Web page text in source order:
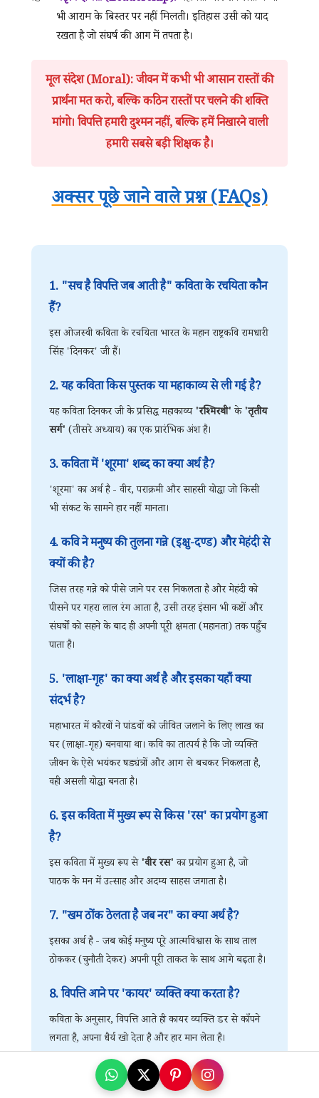
भी आराम के बिस्तर पर नहीं मिलती। इतिहास उसी को याद
रखता है जो संघर्ष की आग में तपता है।
मूल संदेश (Moral):जीवन में कभी भी आसान रास्तों की
प्रार्थना मत करो, बल्कि कठिन रास्तों पर चलने की शक्ति
मांगो। विपत्ति हमारी दुश्मन नहीं, बल्कि हमें निखारने वाली
हमारी सबसे बड़ी शिक्षक है।
अक्सर पूछे जाने वाले प्रश्न (FAQs)
1. "सच है विपत्ति जब आती है" कविता के रचयिता कौन
हैं?
इस ओजस्वी कविता के रचयिता भारत के महान राष्ट्रकवि रामधारी
सिंह 'दिनकर' जी हैं।
2. यह कविता किस पुस्तक या महाकाव्य से ली गई है?
यह कविता दिनकर जी के प्रसिद्ध महाकाव्य'रश्मिरथी'के'तृतीय
सर्ग' (तीसरे अध्याय) का एक प्रारंभिक अंश है।
3. कविता में 'शूरमा' शब्द का क्या अर्थ है?
'शूरमा' का अर्थ है - वीर, पराक्रमी और साहसी योद्धा जो किसी
भी संकट के सामने हार नहीं मानता।
4. कवि ने मनुष्य की तुलना गन्ने (इक्षु-दण्ड) और मेहंदी से
क्यों की है?
जिस तरह गन्ने को पीसे जाने पर रस निकलता है और मेहंदी को
पीसने पर गहरा लाल रंग आता है, उसी तरह इंसान भी कष्टों और
संघर्षों को सहने के बाद ही अपनी पूरी क्षमता (महानता) तक पहुँच
पाता है।
5. 'लाक्षा-गृह' का क्या अर्थ है और इसका यहाँ क्या
संदर्भ है?
महाभारत में कौरवों ने पांडवों को जीवित जलाने के लिए लाख का
घर (लाक्षा-गृह) बनवाया था। कवि का तात्पर्य है कि जो व्यक्ति
जीवन के ऐसे भयंकर षड्यंत्रों और आग से बचकर निकलता है,
वही असली योद्धा बनता है।
6. इस कविता में मुख्य रूप से किस 'रस' का प्रयोग हुआ
है?
इस कविता में मुख्य रूप से'वीर रस'का प्रयोग हुआ है, जो
पाठक के मन में उत्साह और अदम्य साहस जगाता है।
7. "खम ठोंक ठेलता है जब नर" का क्या अर्थ है?
इसका अर्थ है - जब कोई मनुष्य पूरे आत्मविश्वास के साथ ताल
ठोककर (चुनौती देकर) अपनी पूरी ताकत के साथ आगे बढ़ता है।
8. विपत्ति आने पर 'कायर' व्यक्ति क्या करता है?
कविता के अनुसार, विपत्ति आते ही कायर व्यक्ति डर से काँपने
लगता है, अपना धैर्य खो देता है और हार मान लेता है।
9. "मानव जब जोर लगाता है, पत्थर पानी बन जाता है"